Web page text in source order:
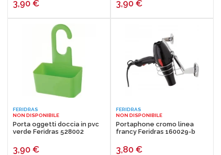
3,90 € 3,90 €
FERIDRAS
NON DISPONIBILE
Porta oggetti doccia in pvc
verde Feridras 528002
3,90 €
FERIDRAS
NON DISPONIBILE
Portaphone cromo linea
francy Feridras 160029-b
3,80 €